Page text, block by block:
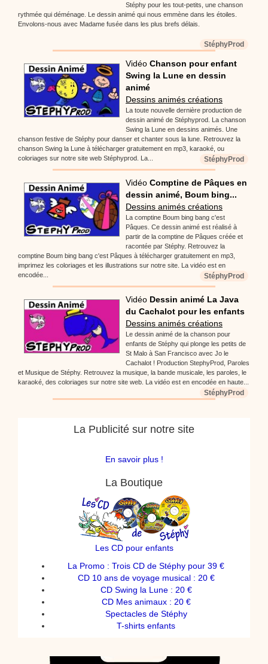
Stéphy pour les tout-petits, une chanson
rythmée qui déménage. Le dessin animé qui nous emmène dans les étoiles.
Envolons-nous avec Madame fusée dans les plus brefs délais.
StéphyProd
Vidéo Chanson pour enfant
Swing la Lune en dessin
animé
Dessins animés créations
La toute nouvelle dernière production de
dessin animé de Stéphyprod. La chanson
Swing la Lune en dessins animés. Une
chanson festive de Stéphy pour danser et chanter sous la lune. Retrouvez la
chanson Swing la Lune à télécharger gratuitement en mp3, karaoké, ou
coloriages sur notre site web Stéphyprod. La...
StéphyProd
Vidéo Comptine de Pâques en
dessin animé, Boum bing...
Dessins animés créations
La comptine Boum bing bang c'est
Pâques. Ce dessin animé est réalisé à
partir de la comptine de Pâques créée et
racontée par Stéphy. Retrouvez la
comptine Boum bing bang c'est Pâques à télécharger gratuitement en mp3,
imprimez les coloriages et les illustrations sur notre site. La vidéo est en
encodée...
StéphyProd
Vidéo Dessin animé La Java
du Cachalot pour les enfants
Dessins animés créations
Le dessin animé de la chanson pour
enfants de Stéphy qui plonge les petits de
St Malo à San Francisco avec Jo le
Cachalot ! Production StephyProd, Paroles
et Musique de Stéphy. Retrouvez la musique, la bande musicale, les paroles, le
karaoké, des coloriages sur notre site web. La vidéo est en encodée en haute...
StéphyProd
La Publicité sur notre site
En savoir plus !
La Boutique
Les CD pour enfants
La Promo : Trois CD de Stéphy pour 39 €
CD 10 ans de voyage musical : 20 €
CD Swing la Lune : 20 €
CD Mes animaux : 20 €
Spectacles de Stéphy
T-shirts enfants